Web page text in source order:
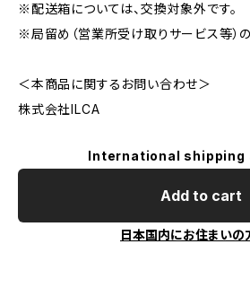
※配送箱については、交換対象外です。
※局留め（営業所受け取りサービス等）
＜本商品に関するお問い合わせ＞
株式会社ILCA
International shipping
Add to cart
日本国内にお住まいの